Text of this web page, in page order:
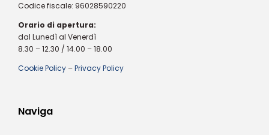
Codice fiscale: 96028590220
Orario di apertura:
dal Lunedì al Venerdì
8.30 – 12.30 / 14.00 – 18.00
Cookie Policy –Privacy Policy
Naviga